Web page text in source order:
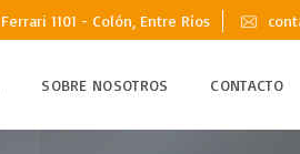
Ferrari 1101 - Colón, Entre Ríos
SOBRE NOSOTROS CONTACTO